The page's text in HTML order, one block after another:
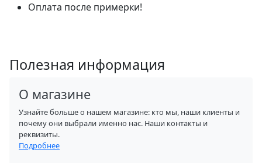
Оплата после примерки!
Полезная информация
О магазине
Узнайте больше о нашем магазине: кто мы, наши клиенты и
почему они выбрали именно нас. Наши контакты и
реквизиты.
Подробнее